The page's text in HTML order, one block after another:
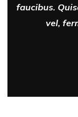
faucibus.
vel,